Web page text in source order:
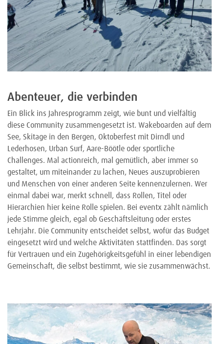
Abenteuer, die verbinden
Ein Blick ins Jahresprogramm zeigt, wie bunt und vielfältig
diese Community zusammengesetzt ist. Wakeboarden auf dem
See, Skitage in den Bergen, Oktoberfest mit Dirndl und
Lederhosen, Urban Surf, Aare-Böötle oder sportliche
Challenges. Mal actionreich, mal gemütlich, aber immer so
gestaltet, um miteinander zu lachen, Neues auszuprobieren
und Menschen von einer anderen Seite kennenzulernen. Wer
einmal dabei war, merkt schnell, dass Rollen, Titel oder
Hierarchien hier keine Rolle spielen. Bei eventx zählt nämlich
jede Stimme gleich, egal ob Geschäftsleitung oder erstes
Lehrjahr. Die Community entscheidet selbst, wofür das Budget
eingesetzt wird und welche Aktivitäten stattfinden. Das sorgt
für Vertrauen und ein Zugehörigkeitsgefühl in einer lebendigen
Gemeinschaft, die selbst bestimmt, wie sie zusammenwächst.